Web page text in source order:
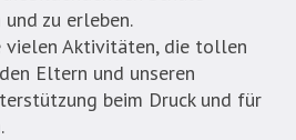
und zu erleben.
Aktivitäten, die tollen
Eltern und unseren
beim Druck und für